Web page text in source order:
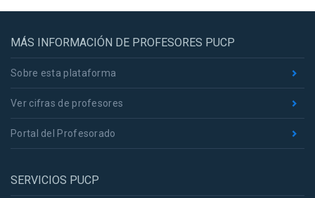
MÁS INFORMACIÓN DE PROFESORES PUCP
Sobre esta plataforma
Ver cifras de profesores
Portal del Profesorado
SERVICIOS PUCP